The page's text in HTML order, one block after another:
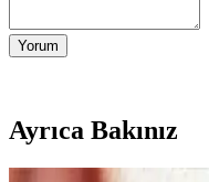
Yorum
Ayrıca Bakınız